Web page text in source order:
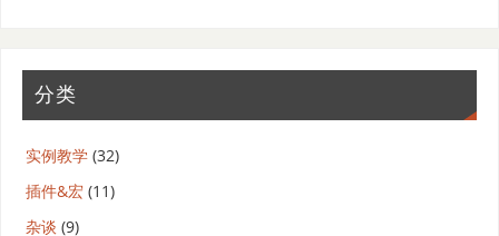
分类
实例教学(32)
插件&宏(11)
杂谈 (9)